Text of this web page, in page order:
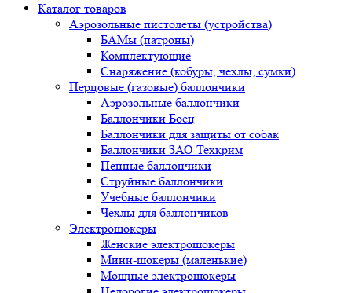
Каталог товаров
Аэрозольные пистолеты (устройства)
БАМы (патроны)
Комплектующие
Снаряжение (кобуры, чехлы, сумки)
Перцовые (газовые) баллончики
Аэрозольные баллончики
Баллончики Боец
Баллончики для защиты от собак
Баллончики ЗАО Техкрим
Пенные баллончики
Струйные баллончики
Учебные баллончики
Чехлы для баллончиков
Электрошокеры
Женские электрошокеры
Мини-шокеры (маленькие)
Мощные электрошокеры